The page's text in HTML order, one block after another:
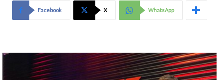
Facebook X WhatsApp